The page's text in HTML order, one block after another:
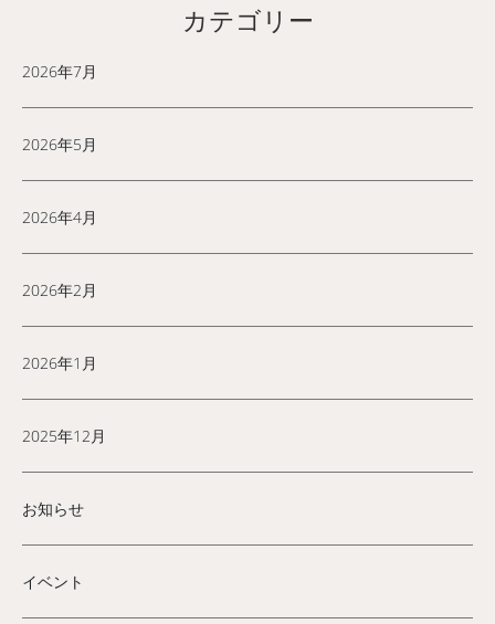
カテゴリー
2026年7月
2026年5月
2026年4月
2026年2月
2026年1月
2025年12月
お知らせ
イベント